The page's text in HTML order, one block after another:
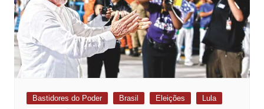
Bastidores do Poder Brasil Eleições
Lula